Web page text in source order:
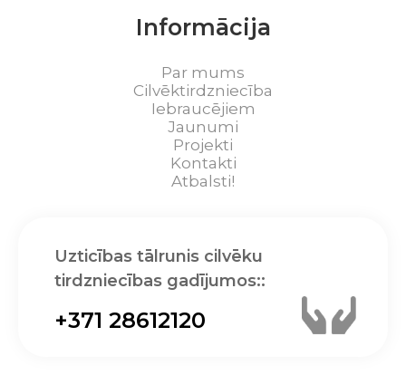
Informācija
Par mums
Cilvēktirdzniecība
Iebraucējiem
Jaunumi
Projekti
Kontakti
Atbalsti!
Uzticības tālrunis cilvēku
tirdzniecības gadījumos::
+371 28612120